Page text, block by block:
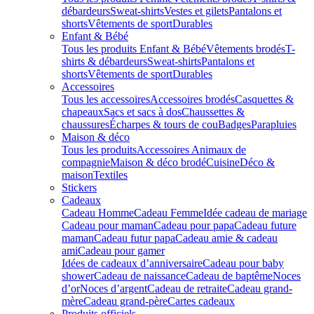
débardeursSweat-shirtsVestes et giletsPantalons et
shortsVêtements de sportDurables
Enfant & Bébé
Tous les produits Enfant & BébéVêtements brodésT-
shirts & débardeursSweat-shirtsPantalons et
shortsVêtements de sportDurables
Accessoires
Tous les accessoiresAccessoires brodésCasquettes &
chapeauxSacs et sacs à dosChaussettes &
chaussuresÉcharpes & tours de couBadgesParapluies
Maison & déco
Tous les produitsAccessoires Animaux de
compagnieMaison & déco brodéCuisineDéco &
maisonTextiles
Stickers
Cadeaux
Cadeau HommeCadeau FemmeIdée cadeau de mariage​
Cadeau pour mamanCadeau pour papaCadeau future
mamanCadeau futur papaCadeau amie & cadeau
amiCadeau pour gamer
Idées de cadeaux d’anniversaireCadeau pour baby
showerCadeau de naissanceCadeau de baptêmeNoces
d’orNoces d’argentCadeau de retraiteCadeau grand-
mèreCadeau grand-pèreCartes cadeaux